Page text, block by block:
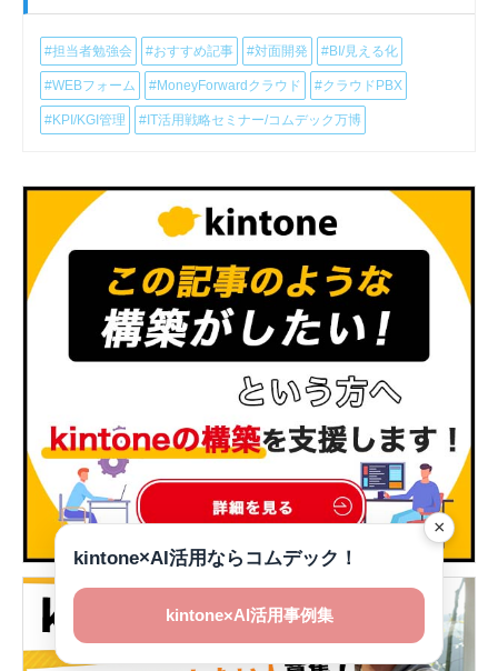
#担当者勉強会 #おすすめ記事 #対面開発 #BI/見える化
#WEBフォーム #MoneyForwardクラウド #クラウドPBX
#KPI/KGI管理 #IT活用戦略セミナー/コムデック万博
×
kintone×AI活用ならコムデック！
kintone×AI活用事例集